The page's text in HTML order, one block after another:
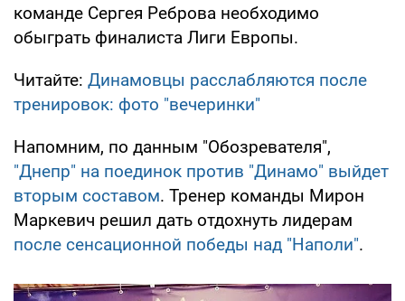
команде Сергея Реброва необходимо
обыграть финалиста Лиги Европы.
Читайте: Динамовцы расслабляются после
тренировок: фото "вечеринки"
Напомним, по данным "Обозревателя",
"Днепр" на поединок против "Динамо" выйдет
вторым составом. Тренер команды Мирон
Маркевич решил дать отдохнуть лидерам
после сенсационной победы над "Наполи".